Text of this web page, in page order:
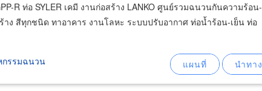
R ท่อ SYLER เคมี งานก่อสร้าง LANKO ศูนย์รวมฉนวนกันความร้อน-
าง สีทุกชนิด ทาอาคาร งานโลหะ ระบบปรับอากาศ ท่อน้ำร้อน-เย็น ท่อ
กรรมฉนวน